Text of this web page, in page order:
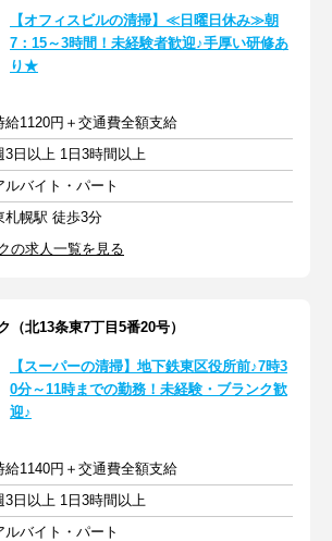
【オフィスビルの清掃】≪日曜日休み≫朝
7：15～3時間！未経験者歓迎♪手厚い研修あ
り★
給1120円＋交通費全額支給
3日以上 1日3時間以上
ルバイト・パート
札幌駅 徒歩3分
の求人一覧を見る
（北13条東7丁目5番20号）
【スーパーの清掃】地下鉄東区役所前♪7時3
0分～11時までの勤務！未経験・ブランク歓
迎♪
給1140円＋交通費全額支給
3日以上 1日3時間以上
ルバイト・パート